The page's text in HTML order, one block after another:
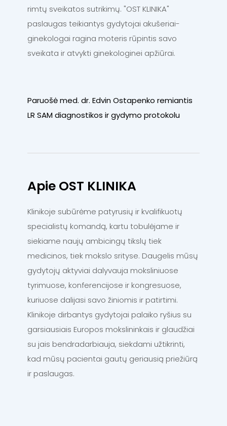
rimtų sveikatos sutrikimų. "OST KLINIKA"
paslaugas teikiantys gydytojai akušeriai-
ginekologai ragina moteris rūpintis savo
sveikata ir atvykti ginekologinei apžiūrai.
Paruošė med. dr. Edvin Ostapenko remiantis
LR SAM diagnostikos ir gydymo protokolu
Apie OST KLINIKA
Klinikoje subūrėme patyrusių ir kvalifikuotų
specialistų komandą, kartu tobulėjame ir
siekiame naujų ambicingų tikslų tiek
medicinos, tiek mokslo srityse. Daugelis mūsų
gydytojų aktyviai dalyvauja moksliniuose
tyrimuose, konferencijose ir kongresuose,
kuriuose dalijasi savo žiniomis ir patirtimi.
Klinikoje dirbantys gydytojai palaiko ryšius su
garsiausiais Europos mokslininkais ir glaudžiai
su jais bendradarbiauja, siekdami užtikrinti,
kad mūsų pacientai gautų geriausią priežiūrą
ir paslaugas.